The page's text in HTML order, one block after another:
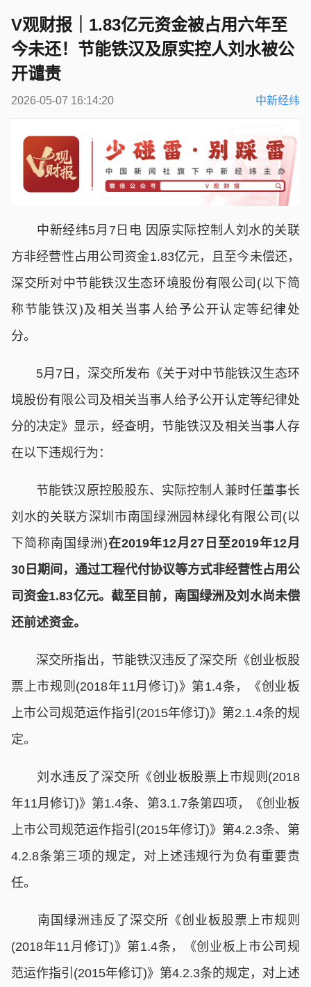
V观财报｜1.83亿元资金被占用六年至
今未还！节能铁汉及原实控人刘水被公
开谴责
2026-05-07 16:14:20 中新经纬
中新经纬5月7日电 因原实际控制人刘水的关联
方非经营性占用公司资金1.83亿元，且至今未偿还，
深交所对中节能铁汉生态环境股份有限公司(以下简
称节能铁汉)及相关当事人给予公开认定等纪律处
分。
5月7日，深交所发布《关于对中节能铁汉生态环
境股份有限公司及相关当事人给予公开认定等纪律处
分的决定》显示，经查明，节能铁汉及相关当事人存
在以下违规行为：
节能铁汉原控股股东、实际控制人兼时任董事长
刘水的关联方深圳市南国绿洲园林绿化有限公司(以
下简称南国绿洲)在2019年12月27日至2019年12月
30日期间，通过工程代付协议等方式非经营性占用公
司资金1.83亿元。截至目前，南国绿洲及刘水尚未偿
还前述资金。
深交所指出，节能铁汉违反了深交所《创业板股
票上市规则(2018年11月修订)》第1.4条，《创业板
上市公司规范运作指引(2015年修订)》第2.1.4条的规
定。
刘水违反了深交所《创业板股票上市规则(2018
年11月修订)》第1.4条、第3.1.7条第四项，《创业板
上市公司规范运作指引(2015年修订)》第4.2.3条、第
4.2.8条第三项的规定，对上述违规行为负有重要责
任。
南国绿洲违反了深交所《创业板股票上市规则
(2018年11月修订)》第1.4条，《创业板上市公司规
范运作指引(2015年修订)》第4.2.3条的规定，对上述